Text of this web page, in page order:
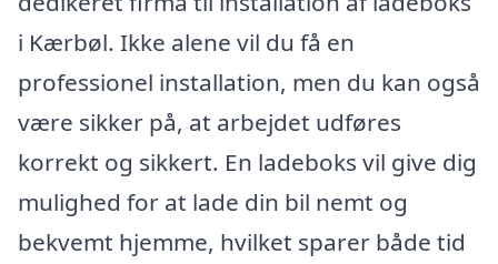
i Kærbøl. Ikke alene vil du få en
professionel installation, men du kan også
være sikker på, at arbejdet udføres
korrekt og sikkert. En ladeboks vil give dig
mulighed for at lade din bil nemt og
bekvemt hjemme, hvilket sparer både tid